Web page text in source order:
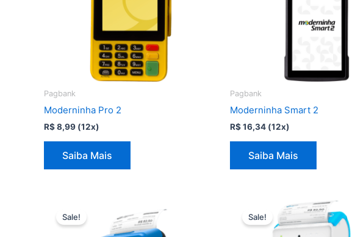
Pagbank
Moderninha Pro 2
R$8,99 (12x)
Saiba Mais
Pagbank
Moderninha Smart 2
R$16,34 (12x)
Saiba Mais
Sale! Sale!